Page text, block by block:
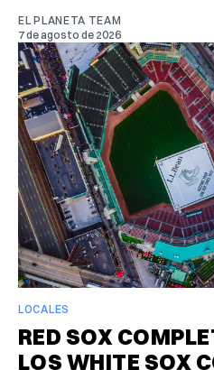
EL PLANETA TEAM
7 de agosto de 2026
LOCALES
RED SOX
LOS WHITE SOX